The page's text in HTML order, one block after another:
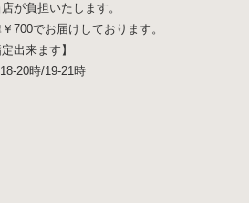
が負担いたします。
700でお届けしております。
出来ます】
20時/19-21時